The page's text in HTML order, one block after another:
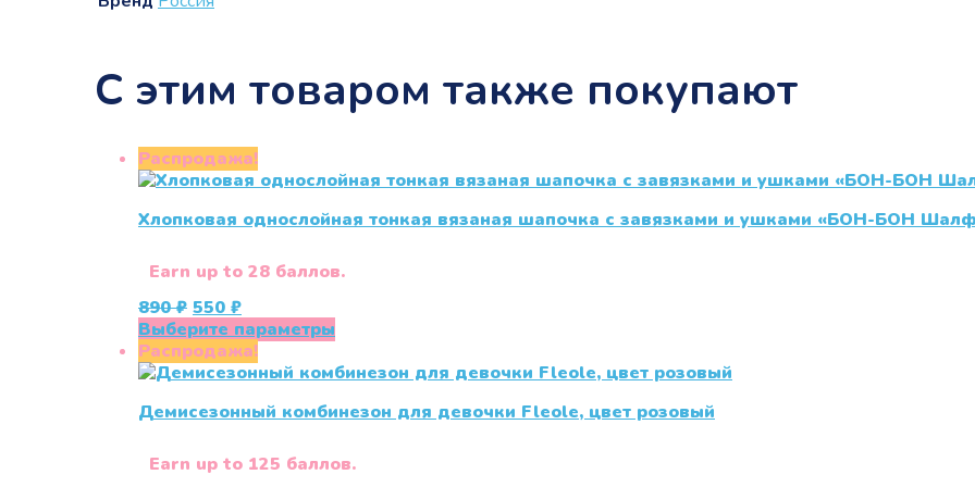
С этим товаром также покупают
Распродажа!
Хлопковая однослойная тонкая вязаная шапочка с завязками и ушками «БОН-БОН
Earn up to 28 баллов.
890₽ Первоначальная
цена
составляла
890 ₽.
550₽Текущая
цена:
550 ₽.
Выберите параметры
имеет
вариаций.
можно
Распродажа!
Демисезонный комбинезон для девочки Fleole, цвет розовый
Earn up to 125 баллов.